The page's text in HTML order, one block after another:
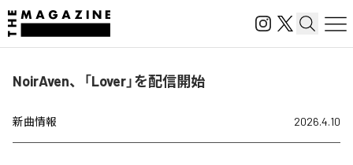
NoirAven、「Lover」を配信開始
新曲情報 2026.4.10